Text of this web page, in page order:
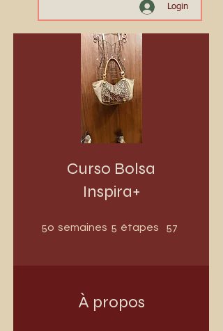
Login
Curso Bolsa
Inspira+
50 semaines 50 semaines
5 étapes 5 étapes
57
À propos